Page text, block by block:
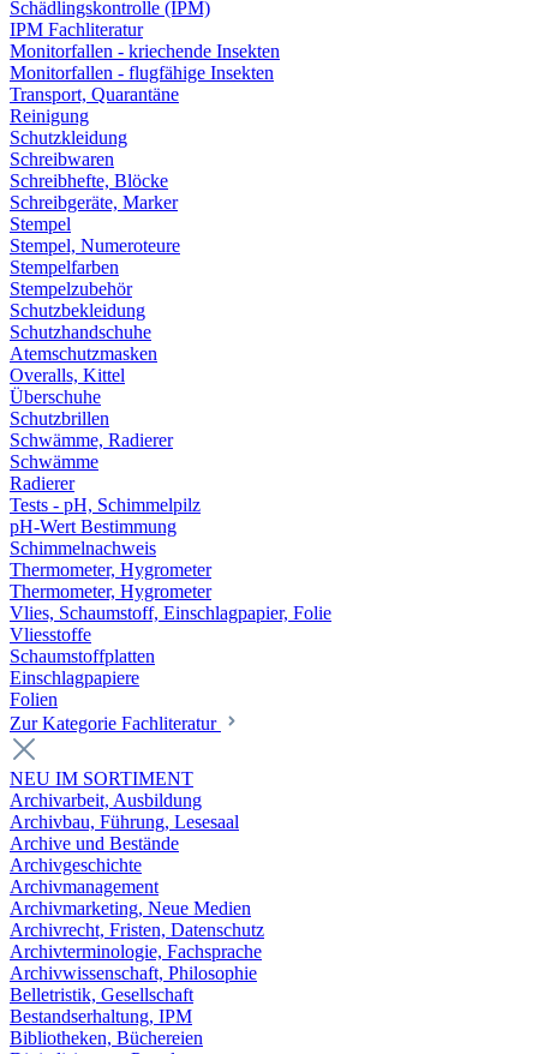
Schädlingskontrolle (IPM)
IPM Fachliteratur
Monitorfallen - kriechende Insekten
Monitorfallen - flugfähige Insekten
Transport, Quarantäne
Reinigung
Schutzkleidung
Schreibwaren
Schreibhefte, Blöcke
Schreibgeräte, Marker
Stempel
Stempel, Numeroteure
Stempelfarben
Stempelzubehör
Schutzbekleidung
Schutzhandschuhe
Atemschutzmasken
Overalls, Kittel
Überschuhe
Schutzbrillen
Schwämme, Radierer
Schwämme
Radierer
Tests - pH, Schimmelpilz
pH-Wert Bestimmung
Schimmelnachweis
Thermometer, Hygrometer
Thermometer, Hygrometer
Vlies, Schaumstoff, Einschlagpapier, Folie
Vliesstoffe
Schaumstoffplatten
Einschlagpapiere
Folien
Zur Kategorie Fachliteratur
NEU IM SORTIMENT
Archivarbeit, Ausbildung
Archivbau, Führung, Lesesaal
Archive und Bestände
Archivgeschichte
Archivmanagement
Archivmarketing, Neue Medien
Archivrecht, Fristen, Datenschutz
Archivterminologie, Fachsprache
Archivwissenschaft, Philosophie
Belletristik, Gesellschaft
Bestandserhaltung, IPM
Bibliotheken, Büchereien